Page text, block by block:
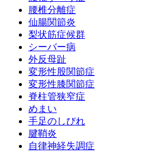
腰椎分離症
仙腸関節炎
梨状筋症候群
シーバー病
外反母趾
変形性股関節症
変形性膝関節症
脊柱管狭窄症
めまい
手足のしびれ
腱鞘炎
自律神経失調症